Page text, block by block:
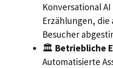
Konversational
Erzählungen,
Besucher
🏛️ Betriebliche
Automatisierte